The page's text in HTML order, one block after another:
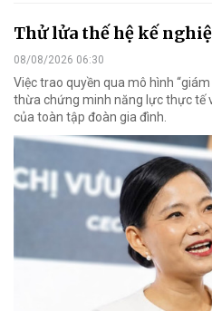
Thử lửa thế hệ kế
08/08/2026 06:30
Việc trao quyền qua mô hình
thừa chứng minh năng lực thực tế
của toàn tập đoàn gia đình.